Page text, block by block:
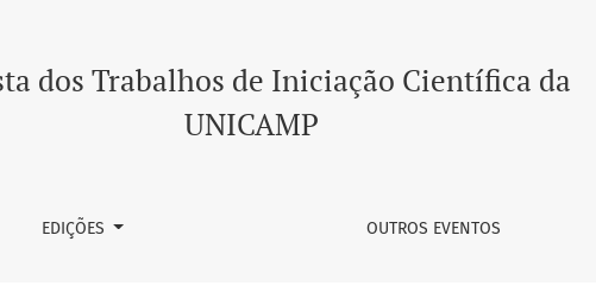
reforçadas com PRFC (polímeros reforçados com fibra de
dos Trabalhos de Iniciação Científica da
UNICAMP
EDIÇÕES OUTROS EVENTOS